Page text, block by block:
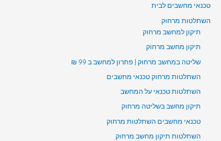
טכנאי מחשבים לבית
השתלטות מרחוק
תיקון למחשב מרחוק
תיקון מחשב מרחוק
שליטה במחשב מרחוק | פתרון למחשב ב 99 ₪
השתלטות מרחוק טכנאי מחשבים
השתלטות טכנאי על המחשב
תיקון מחשב בשליטה מרחוק
טכנאי מחשבים השתלטות מרחוק
השתלטות תיקון מחשב מרחוק